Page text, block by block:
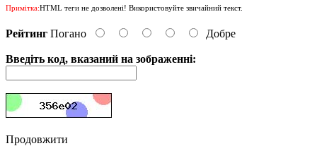
Примітка:HTML теги не дозволені! Використовуйте звичайний текст.
Рейтинг Погано Добре
Введіть код, вказаний на зображенні:
Продовжити